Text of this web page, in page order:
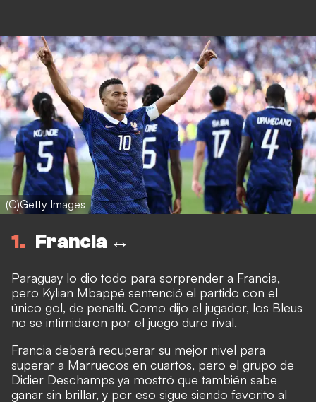
(C)Getty Images
1 Francia ↔️
Paraguay lo dio todo para sorprender a Francia,
pero Kylian Mbappé sentenció el partido con el
único gol, de penalti. Como dijo el jugador, los Bleus
no se intimidaron por el juego duro rival.
Francia deberá recuperar su mejor nivel para
superar a Marruecos en cuartos, pero el grupo de
Didier Deschamps ya mostró que también sabe
ganar sin brillar, y por eso sigue siendo favorito al